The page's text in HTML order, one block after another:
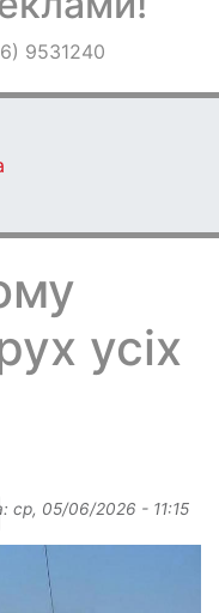
9531240
усіх
Email
ср, 05/06/2026 - 11:15